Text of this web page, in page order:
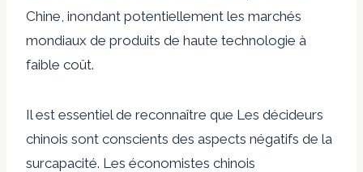
Chine, inondant potentiellement les marchés
mondiaux de produits de haute technologie à
faible coût.
Il est essentiel de reconnaître que Les décideurs
chinois sont conscients des aspects négatifs de la
surcapacité. Les économistes chinois